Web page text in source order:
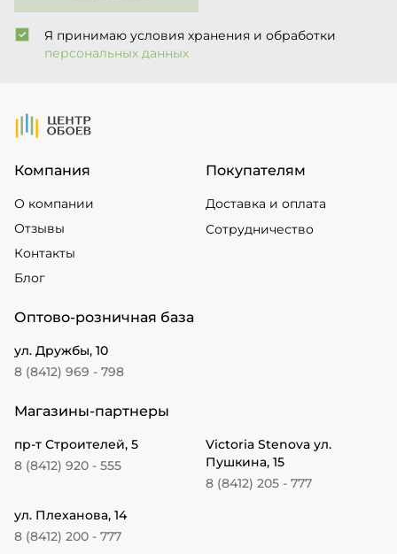
Я принимаю условия хранения и обработки
персональных данных
На Главную
Компания
О компании
Отзывы
Контакты
Блог
Покупателям
Доставка и оплата
Сотрудничество
Оптово-розничная база
ул. Дружбы, 10
8 (8412) 969 - 798
Магазины-партнеры
пр-т Строителей, 5
8 (8412) 920 - 555
Victoria Stenova ул.
Пушкина, 15
8 (8412) 205 - 777
ул. Плеханова, 14
8 (8412) 200 - 777